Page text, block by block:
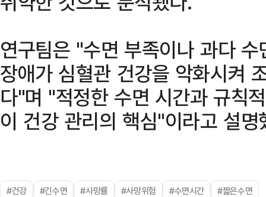
연구팀은 "수면 부족이나 과다
장애가 심혈관 건강을 악화시켜
다"며 "적정한 수면 시간과 규칙
이 건강 관리의 핵심"이라고 설명
#건강 #긴수면 #사망률 #사망위험 #수면시간 #짧은수면